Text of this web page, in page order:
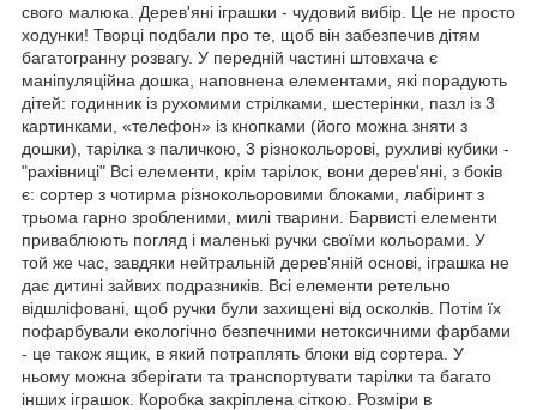
свого малюка. Дерев'яні іграшки - чудовий вибір. Це не просто
ходунки! Творці подбали про те, щоб він забезпечив дітям
багатогранну розвагу. У передній частині штовхача є
маніпуляційна дошка, наповнена елементами, які порадують
дітей: годинник із рухомими стрілками, шестерінки, пазл із 3
картинками, «телефон» із кнопками (його можна зняти з
дошки), тарілка з паличкою, 3 різнокольорові, рухливі кубики -
"рахівниці" Всі елементи, крім тарілок, вони дерев'яні, з боків
є: сортер з чотирма різнокольоровими блоками, лабіринт з
трьома гарно зробленими, милі тварини. Барвисті елементи
приваблюють погляд і маленькі ручки своїми кольорами. У
той же час, завдяки нейтральній дерев'яній основі, іграшка не
дає дитині зайвих подразників. Всі елементи ретельно
відшліфовані, щоб ручки були захищені від осколків. Потім їх
пофарбували екологічно безпечними нетоксичними фарбами
- це також ящик, в який потраплять блоки від сортера. У
ньому можна зберігати та транспортувати тарілки та багато
інших іграшок. Коробка закріплена сіткою. Розміри в